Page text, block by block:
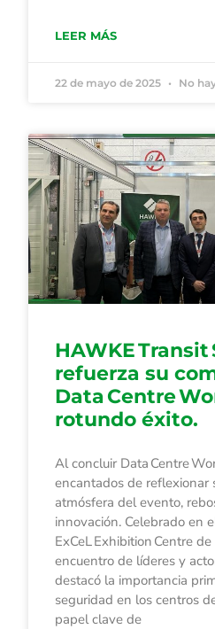
LEER MÁS
22 de mayo de 2025 No
HAWKE Transit
refuerza su
Data Centre
rotundo éxito.
Al concluir Data Centre
encantados de reflexionar
atmósfera del evento,
innovación. Celebrado en
ExCeL Exhibition Centre
encuentro de líderes y
destacó la importancia
seguridad en los centros
papel clave de